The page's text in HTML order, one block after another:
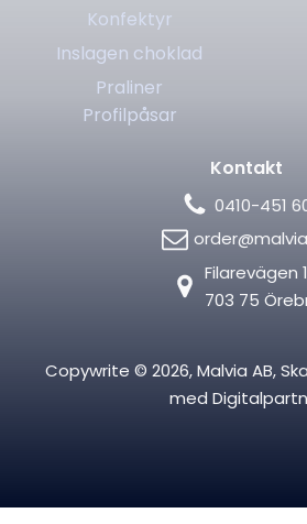
Konfektyr
Inslagen choklad
Praliner
Profilpåsar
Kontakt
0410-451
Filarevägen
703 75
Copywrite © 2026, Malvia AB,
med